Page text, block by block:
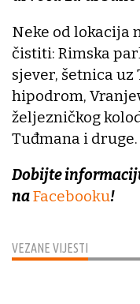
VEZANE VIJESTI
Neke od lokacija
čistiti: Rimska
sjever, šetnica
hipodrom,
željezničkog
Tuđmana i druge.
Dobijte
naFacebooku!